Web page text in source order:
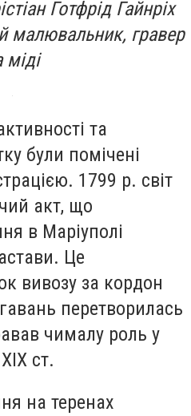
Готфрід Гайнріх
малювальник, гравер
міді
та
були помічені
1799 р. світ
акт, що
в Маріуполі
Це
вивозу за кордон
перетворилась
чималу роль у
ст.
на теренах